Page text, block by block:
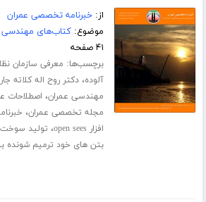
از:خبرنامه تخصصی عمران
موضوع:کتاب‌های مهندسی
۴۱ صفحه
برچسب‌ها: معرفی سازمان
آلوده،دکتر روح اله کلاته
مهندسی عمران، اصطلاحات
مجله تخصصی عمران،
افزار open sees
، تولید سوخت
بتن های خود ترمیم شونده